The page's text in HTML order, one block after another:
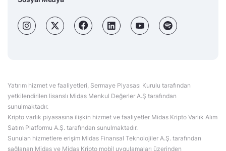
Yatırım hizmet ve faaliyetleri, Sermaye Piyasası Kurulu tarafından
yetkilendirilen lisanslı Midas Menkul Değerler A.Ş tarafından
sunulmaktadır.
Kripto varlık piyasasına ilişkin hizmet ve faaliyetler Midas Kripto Varlık Alım
Satım Platformu A.Ş. tarafından sunulmaktadır.
Sunulan hizmetlere erişim Midas Finansal Teknolojiler A.Ş. tarafından
sağlanan Midas ve Midas Kripto mobil uygulamaları üzerinden